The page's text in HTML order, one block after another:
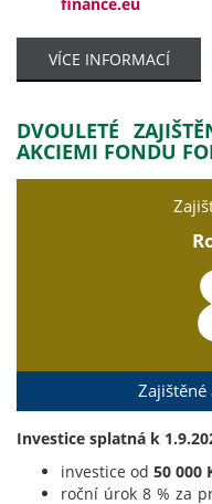
VÍCE INFORMACÍ
DVOULETÉ
AKCIEMI FONDU
Zajištěné
Investice splatná k
investice od 50 000
roční úrok 8 % za